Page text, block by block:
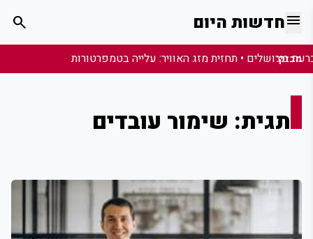
menuחדשות היום search
מבזק:
תגית: שימור עובדים